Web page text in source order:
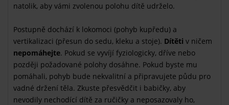
natolik, aby vámi zvolenou polohu dítě udrželo.
Postupně dochází k lokomoci (pohyb kupředu) a
vertikalizaci (přesun do sedu, kleku a stoje). Dítěti v ničem
nepomáhejte. Pokud se vyvíjí fyziologicky, dříve nebo
později požadované polohy dosáhne. Pokud byste mu
pomáhali, pohyb bude nekvalitní a připravujete půdu pro
vadné držení těla. Zkuste přesvědčit i babičky, aby
nevodily nechodící dítě za ručičky a neposazovaly ho,